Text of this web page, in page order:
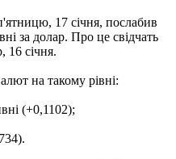
17 січня, послабив
за долар. Про це свідчать
16 січня.
на такому рівні:
(+0,1102);